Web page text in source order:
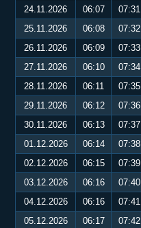
24.11.2026
06:07 07:31
25.11.2026
06:08 07:32
26.11.2026
06:09 07:33
27.11.2026
06:10 07:34
28.11.2026
06:11 07:35
29.11.2026
06:12 07:36
30.11.2026
06:13 07:37
01.12.2026
06:14 07:38
02.12.2026
06:15 07:39
03.12.2026
06:16 07:40
04.12.2026
06:16 07:41
05.12.2026
06:17 07:42